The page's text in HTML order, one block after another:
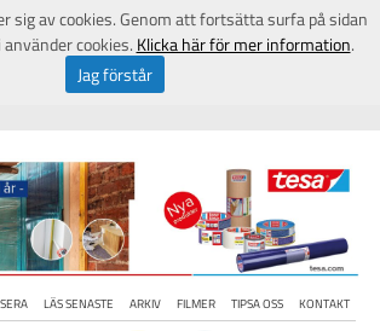
LÄS SENASTE ARKIV FILMER TIPSA OSS KONTAKT
sig av cookies. Genom att fortsätta surfa på sidan
cookies. Klicka här för mer information.
Jag förstår